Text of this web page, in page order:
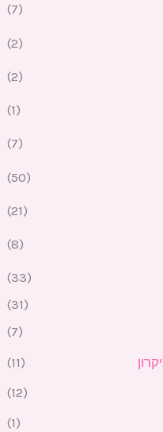
(7)
(2)
(2)
(1)
(7)
(50)
(21)
(8)
(33)
(31)
(7)
(11)
(12)
(1)